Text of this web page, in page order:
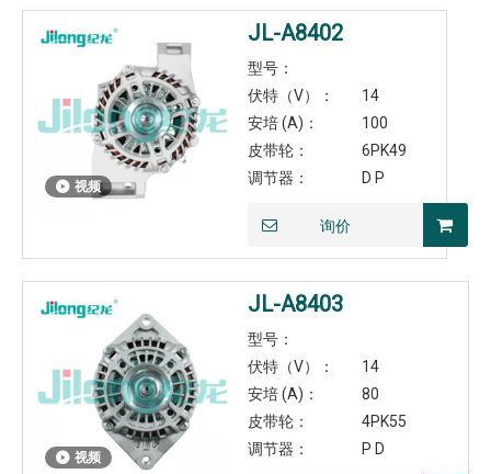
视频
JL-A8402
型号：
伏特（V）：
14
安培 (A)：
100
皮带轮：
6PK49
调节器：
D P
询价
视频
JL-A8403
型号：
伏特（V）：
14
安培 (A)：
80
皮带轮：
4PK55
调节器：
P D